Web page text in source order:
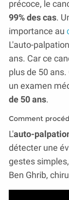
précoce, le
99% des cas.
importance au
L'auto-
ans. Car ce
plus de 50
un examen
de 50 ans.
Comment
L'auto-
détecter une
gestes
Ben Ghrib,